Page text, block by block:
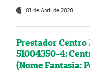
01 de Abril de 2020
Prestador
51004350-4:
(Nome Fantasia: